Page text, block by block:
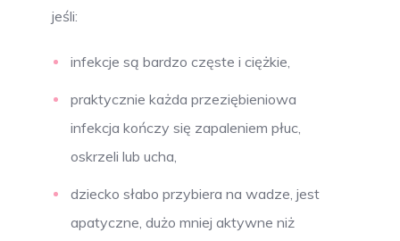
jeśli:
infekcje są bardzo częste i ciężkie,
praktycznie każda przeziębieniowa
infekcja kończy się zapaleniem płuc,
oskrzeli lub ucha,
dziecko słabo przybiera na wadze, jest
apatyczne, dużo mniej aktywne niż